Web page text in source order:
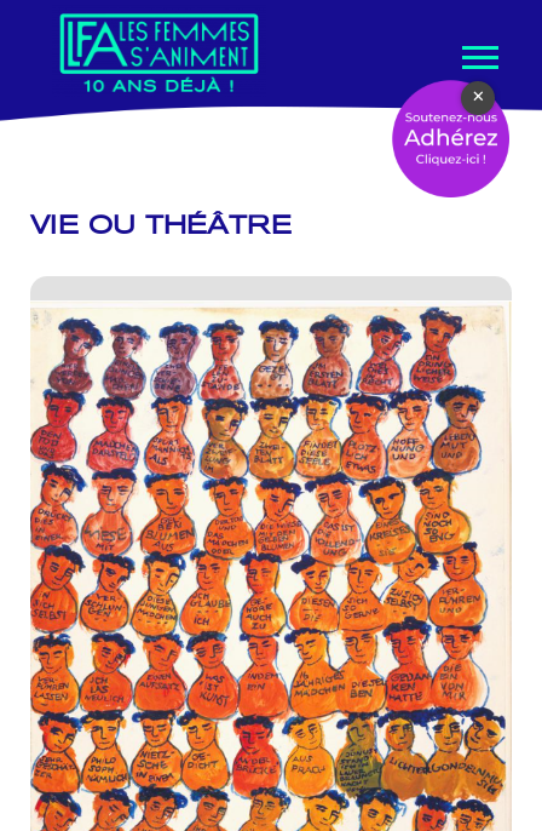
contenu
VIE OU THÉÂTRE
×